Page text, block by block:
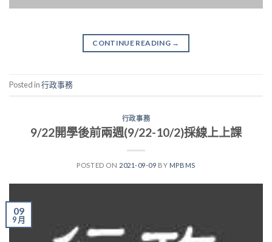
CONTINUE READING →
Posted in行政事務
行政事務
9/22開學後前兩週(9/22-10/2)採線上上課
POSTED ON 2021-09-09 BY MPBMS
09
9 月